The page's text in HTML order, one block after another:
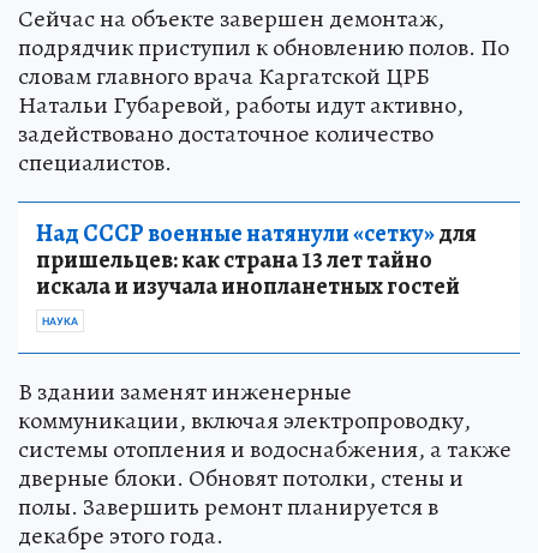
Сейчас на объекте завершен демонтаж,
подрядчик приступил к обновлению полов. По
словам главного врача Каргатской ЦРБ
Натальи Губаревой, работы идут активно,
задействовано достаточное количество
специалистов.
Над СССР военные натянули «сетку»для
пришельцев: как страна 13 лет тайно
искала и изучала инопланетных гостей
НАУКА
В здании заменят инженерные
коммуникации, включая электропроводку,
системы отопления и водоснабжения, а также
дверные блоки. Обновят потолки, стены и
полы. Завершить ремонт планируется в
декабре этого года.